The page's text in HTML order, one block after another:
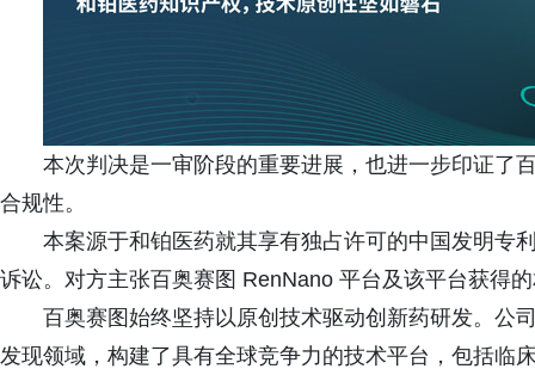
本次判决是一审阶段的重要进展，也进一步印证了
合规性。
本案源于和铂医药就其享有独占许可的中国发明专
诉讼。对方主张百奥赛图 RenNano 平台及该平台获得
百奥赛图始终坚持以原创技术驱动创新药研发。公
发现领域，构建了具有全球竞争力的技术平台，包括临